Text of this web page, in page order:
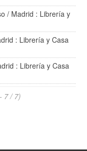
/ Madrid : Librería y
: Librería y Casa
: Librería y Casa
7 / 7)